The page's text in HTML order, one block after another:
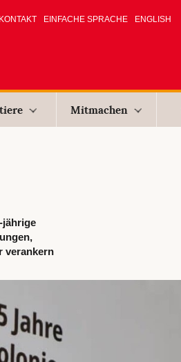
KONTAKT EINFACHE SPRACHE ENGLISH
Mitmachen
jährige
verankern